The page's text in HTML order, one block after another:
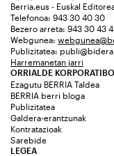
Berria.eus - Euskal
Telefonoa: 943 30 40 30
Bezero arreta: 943 30 43
Webgunea:
Publizitatea:
Harremanetan jarri
ORRIALDE
Ezagutu BERRIA Taldea
BERRIA berri bloga
Publizitatea
Galdera-erantzunak
Kontratazioak
Sarebide
LEGEA